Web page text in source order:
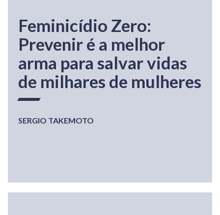
Feminicídio Zero:
Prevenir é a melhor
arma para salvar vidas
de milhares de mulheres
SERGIO TAKEMOTO